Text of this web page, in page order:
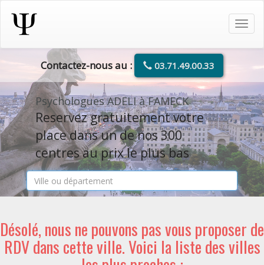
Contactez-nous au : 03.71.49.00.33
Psychologues ADELI à FAMECK
Reservez gratuitement votre
place dans un de nos 300
centres au prix le plus bas
Désolé, nous ne pouvons pas vous proposer de
RDV dans cette ville. Voici la liste des villes